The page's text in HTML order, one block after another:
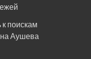
поискам
Аушева